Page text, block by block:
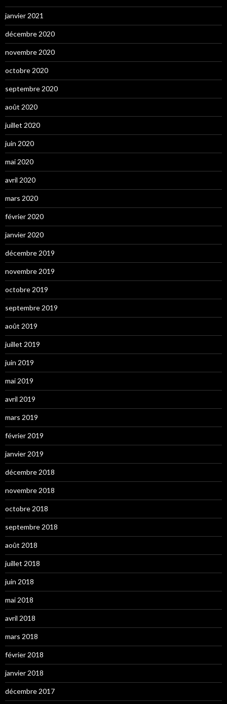
janvier 2021
décembre 2020
novembre 2020
octobre 2020
septembre 2020
août 2020
juillet 2020
juin 2020
mai 2020
avril 2020
mars 2020
février 2020
janvier 2020
décembre 2019
novembre 2019
octobre 2019
septembre 2019
août 2019
juillet 2019
juin 2019
mai 2019
avril 2019
mars 2019
février 2019
janvier 2019
décembre 2018
novembre 2018
octobre 2018
septembre 2018
août 2018
juillet 2018
juin 2018
mai 2018
avril 2018
mars 2018
février 2018
janvier 2018
décembre 2017